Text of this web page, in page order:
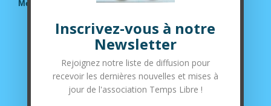
Mentions légales
Suivez-nous sur nos réseaux sociaux
Inscrivez-vous à notre
Newsletter
Rejoignez notre liste de diffusion pour
recevoir les dernières nouvelles et mises à
jour de l'association Temps Libre !